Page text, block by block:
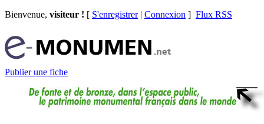
Bienvenue, visiteur ! [ S'enregistrer| Connexion ] Flux RSS
Publier une fiche